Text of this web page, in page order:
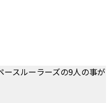
ースルーラーズの9人の事が